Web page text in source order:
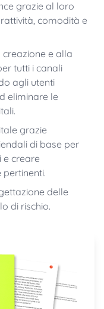
grazie al loro
comodità e
e alla
tutti i canali
agli utenti
eliminare le
grazie
di base per
e creare
delle
di rischio.